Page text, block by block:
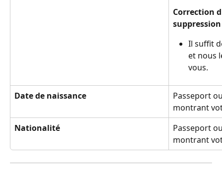
Correction
Il suffit
et nous
vous.
Date de naissance
Passeport
montrant
Nationalité
Passeport
montrant